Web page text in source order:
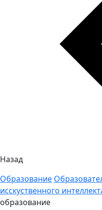
Назад
Образование
исскуственного
образование